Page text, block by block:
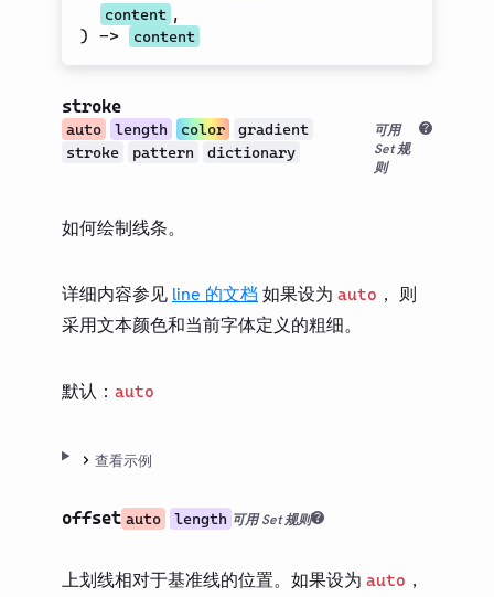
下划线
转大写
符号
布局
内省
更新日志
术语表
content ,
) -> content
stroke
auto length color
gradient
stroke
pattern dictionary
可用
Set 规
则
如何绘制线条。
详细内容参见 line 的文档 如果设为 auto ， 则
采用文本颜色和当前字体定义的粗细。
默认： auto
查看示例
offset auto length 可用 Set 规则
上划线相对于基准线的位置。如果设为 auto ，